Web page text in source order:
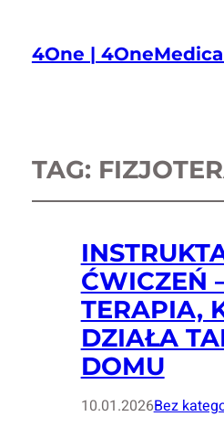
4One | 4OneMedica
TAG:
ĆWICZEŃ
TERAPIA,
DZIAŁA
DOMU
10.01.2026Bez